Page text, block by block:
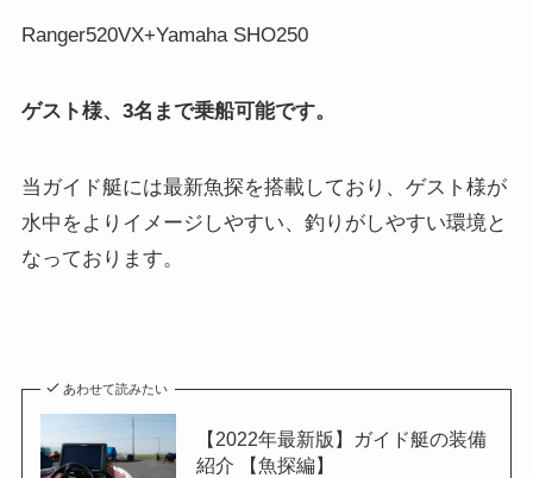
Ranger520VX+Yamaha SHO250
ゲスト様、3名まで乗船可能です。
当ガイド艇には最新魚探を搭載しており、ゲスト様が
水中をよりイメージしやすい、釣りがしやすい環境と
なっております。
あわせて読みたい
【2022年最新版】ガイド艇の装備
紹介 【魚探編】